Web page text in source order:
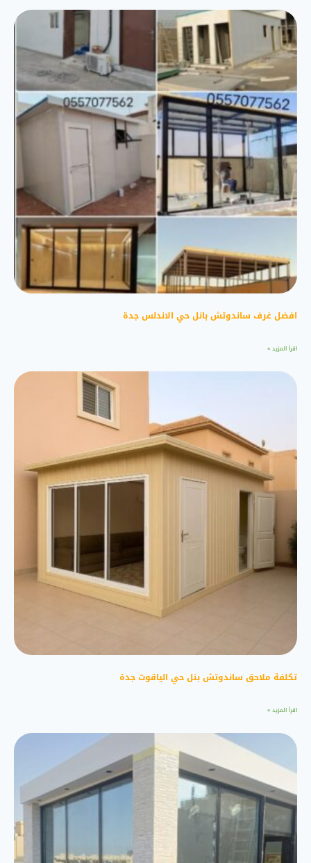
افضل غرف ساندوتش بانل حي الاندلس جدة
اقرأ المزيد »
تكلفة ملاحق ساندوتش بنل حي الياقوت جدة
اقرأ المزيد »